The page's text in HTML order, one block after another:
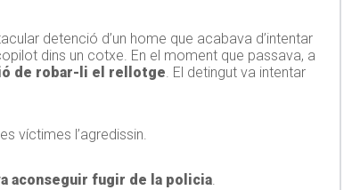
detenció d’un home que acabava d’intentar
dins un cotxe. En el moment que passava, a
de robar-li el rellotge. El detingut va intentar
víctimes l’agredissin.
aconseguir fugir de la policia.